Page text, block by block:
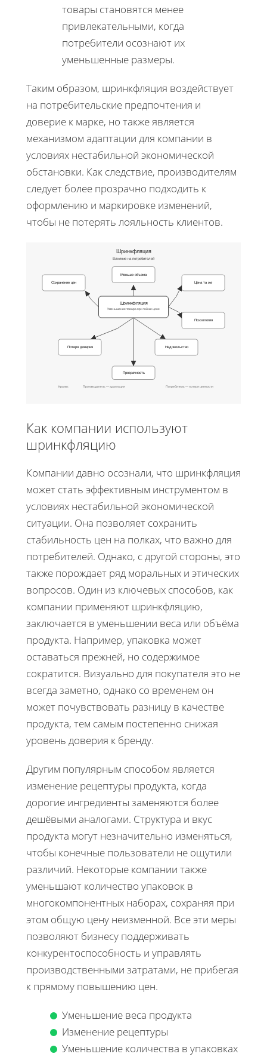
товары становятся менее
привлекательными, когда
потребители осознают их
уменьшенные размеры.
Таким образом, шринкфляция воздействует
на потребительские предпочтения и
доверие к марке, но также является
механизмом адаптации для компании в
условиях нестабильной экономической
обстановки. Как следствие, производителям
следует более прозрачно подходить к
оформлению и маркировке изменений,
чтобы не потерять лояльность клиентов.
Шринкфляция
Влияние на потребителей
Сохранение цен
Меньше объема
Цена та же
Шринкфляция
Уменьшение товара при той же цене
Психология
Недовольство
Потеря доверия
Прозрачность
Кратко: Производитель — адаптация Потребитель — потеря ценности
Как компании используют
шринкфляцию
Компании давно осознали, что шринкфляция
может стать эффективным инструментом в
условиях нестабильной экономической
ситуации. Она позволяет сохранить
стабильность цен на полках, что важно для
потребителей. Однако, с другой стороны, это
также порождает ряд моральных и этических
вопросов. Один из ключевых способов, как
компании применяют шринкфляцию,
заключается в уменьшении веса или объёма
продукта. Например, упаковка может
оставаться прежней, но содержимое
сократится. Визуально для покупателя это не
всегда заметно, однако со временем он
может почувствовать разницу в качестве
продукта, тем самым постепенно снижая
уровень доверия к бренду.
Другим популярным способом является
изменение рецептуры продукта, когда
дорогие ингредиенты заменяются более
дешёвыми аналогами. Структура и вкус
продукта могут незначительно изменяться,
чтобы конечные пользователи не ощутили
различий. Некоторые компании также
уменьшают количество упаковок в
многокомпонентных наборах, сохраняя при
этом общую цену неизменной. Все эти меры
позволяют бизнесу поддерживать
конкурентоспособность и управлять
производственными затратами, не прибегая
к прямому повышению цен.
Уменьшение веса продукта
Изменение рецептуры
Уменьшение количества в упаковках